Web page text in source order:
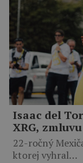
Isaac del
XRG,
22-ročný
ktorej vyhral…